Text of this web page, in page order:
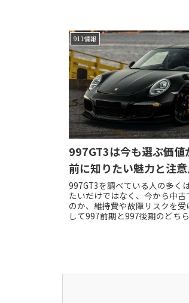
911情報
997GT3は今も選ぶ価値
前に知りたい魅力と注意
997GT3を調べている人の多く
たいだけではなく、今から中
のか、維持費や故障リスクを
して997前期と997後期のどち